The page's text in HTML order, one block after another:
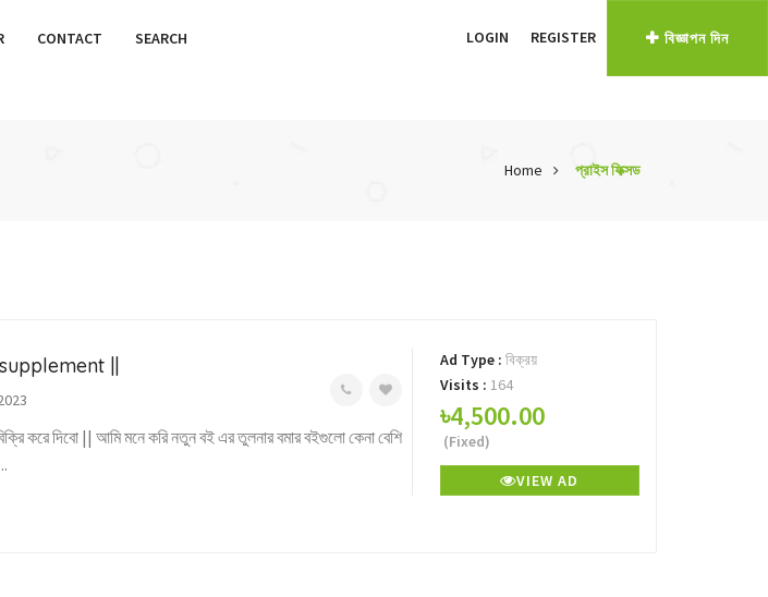
CONTACT SEARCH LOGIN REGISTER বিজ্ঞাপন দিন
Home প্রাইস ফিক্সড
||
করে দিবো || আমি মনে করি নতুন বই এর তুলনার বমার বইগুলো কেনা বেশি
Ad Type : বিক্রয়
Visits : 164
৳4,500.00
(Fixed)
VIEW AD